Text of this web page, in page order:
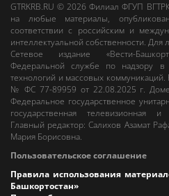
GTRKRB.RU © 2026Филиал ФГУП ВГТРК
на любые материалы,
соответствии с российским и
интеллектуальной собственности. Для
Сетевое издание «Вести-
Федеральной службе по надзору в
технологий и массовых
№ ФС 77-89959 от 22.08.2025 г.
Федеральное государственное
государственная телевизионная
Главный редактор:Салихов Азамат
Мария Борисовна.
Пользовательское соглашение
Правила использования
Башкортостан»